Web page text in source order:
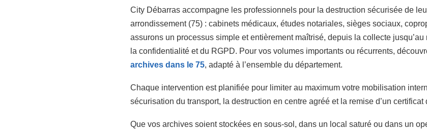
City Débarras accompagne les professionnels pour la destruction sécurisée de
arrondissement (75) : cabinets médicaux, études notariales, sièges sociaux,
assurons un processus simple et entièrement maîtrisé, depuis la collecte
la confidentialité et du RGPD. Pour vos volumes importants ou récurrents,
archives dans le 75, adapté à l’ensemble du département.
Chaque intervention est planifiée pour limiter au maximum votre mobilisation
sécurisation du transport, la destruction en centre agréé et la remise d’un certificat
Que vos archives soient stockées en sous-sol, dans un local saturé ou dans un